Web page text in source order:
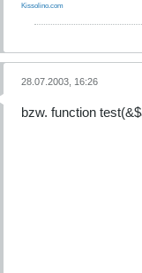
Kissolino.com
28.07.2003, 16:26
bzw. function